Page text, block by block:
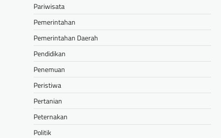
Pariwisata
Pemerintahan
Pemerintahan Daerah
Pendidikan
Penemuan
Peristiwa
Pertanian
Peternakan
Politik